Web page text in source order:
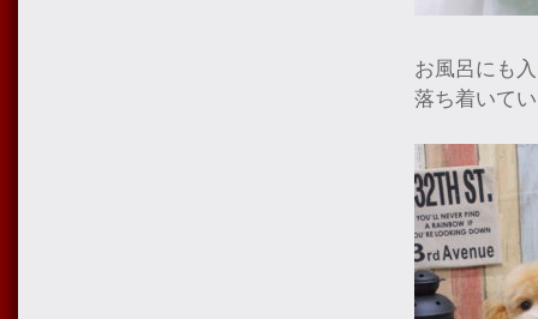
お風呂にも
落ち着いて